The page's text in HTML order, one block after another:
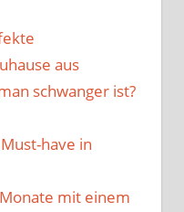
aus
schwanger ist?
have in
mit einem